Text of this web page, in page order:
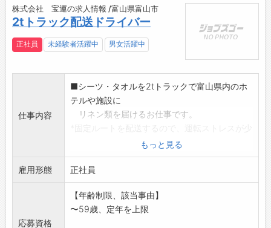
株式会社 宝運の求人情報 /富山県富山市
2tトラック配送ドライバー
正社員 未経験者活躍中 男女活躍中
仕事内容
■シーツ・タオルを2tトラックで富山県内のホ
テルや施設に
リネン類を届けるお仕事です。
*商品は台車で運ぶので男女問わず、力に自信が
ない方でも活躍出
来る仕事です。
【変更範囲:変更なし】
もっと見る
雇用形態 正社員
応募資格
【年齢制限、該当事由】
〜59歳、定年を上限